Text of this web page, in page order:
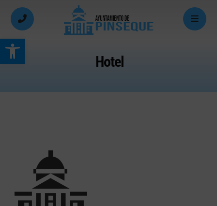
Abrir barra de herramientas
Hotel